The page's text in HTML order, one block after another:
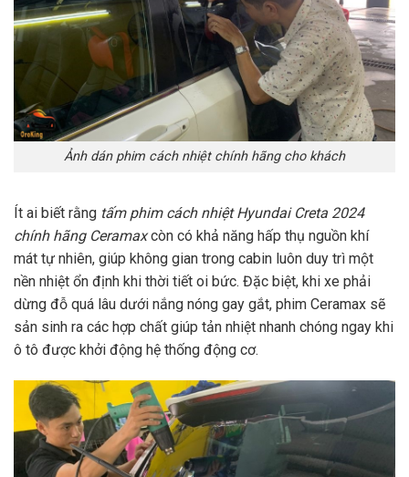
Ảnh dán phim cách nhiệt chính hãng cho khách
Ít ai biết rằng tấm phim cách nhiệt Hyundai Creta 2024
chính hãng Ceramaxcòn có khả năng hấp thụ nguồn khí
mát tự nhiên, giúp không gian trong cabin luôn duy trì một
nền nhiệt ổn định khi thời tiết oi bức. Đặc biệt, khi xe phải
dừng đỗ quá lâu dưới nắng nóng gay gắt, phim Ceramax sẽ
sản sinh ra các hợp chất giúp tản nhiệt nhanh chóng ngay khi
ô tô được khởi động hệ thống động cơ.